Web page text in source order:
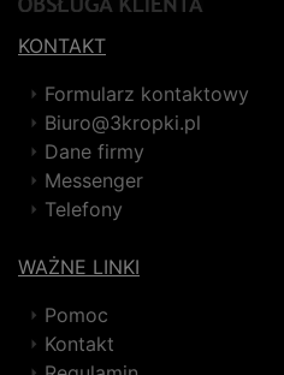
KONTAKT
Formularz kontaktowy
Biuro@3kropki.pl
Dane firmy
Messenger
Telefony
WAŻNE LINKI
Pomoc
Kontakt